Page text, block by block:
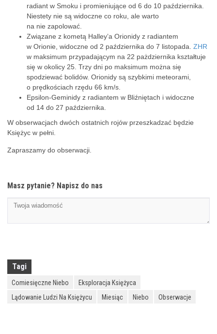
radiant w Smoku i promieniujące od 6 do 10 października.
Niestety nie są widoczne co roku, ale warto
na nie zapolować.
Związane z kometą Halley’a Orionidy z radiantem
w Orionie, widoczne od 2 października do 7 listopada. ZHR
w maksimum przypadającym na 22 pażdziernika kształtuje
się w okolicy 25. Trzy dni po maksimum można się
spodziewać bolidów. Orionidy są szybkimi meteorami,
o prędkościach rzędu 66 km/s.
Epsilon-Geminidy z radiantem w Bliźniętach i widoczne
od 14 do 27 października.
W obserwacjach dwóch ostatnich rojów przeszkadzać będzie
Księżyc w pełni.
Zapraszamy do obserwacji.
Masz pytanie? Napisz do nas
Tagi
Comiesięczne Niebo
Eksploracja Księżyca
Lądowanie Ludzi Na Księżycu
Miesiąc Niebo Obserwacje